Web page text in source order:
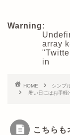
Warning:
array
in
HOME シンプ
暑い日にはお手軽
こちら